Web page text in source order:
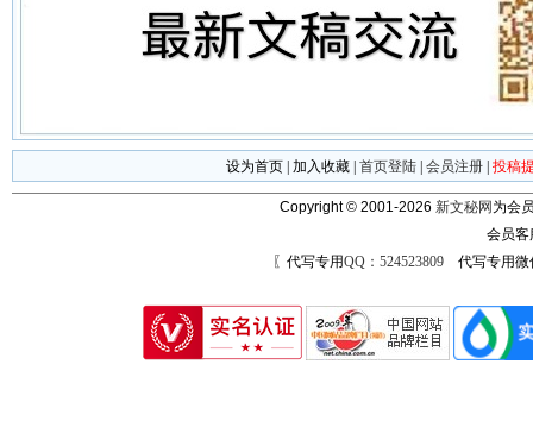
设为首页 加入收藏 首页登陆 会员注册 投稿
Copyright © 2001-2026 新文秘网 为会
会员
〖代写专用QQ：524523809代写专用微